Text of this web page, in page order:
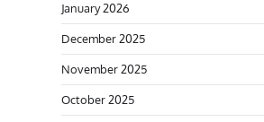
January 2026
December 2025
November 2025
October 2025